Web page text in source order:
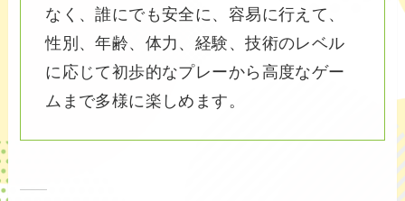
なく、誰にでも安全に、容易に行えて、
性別、年齢、体力、経験、技術のレベル
に応じて初歩的なプレーから高度なゲー
ムまで多様に楽しめます。